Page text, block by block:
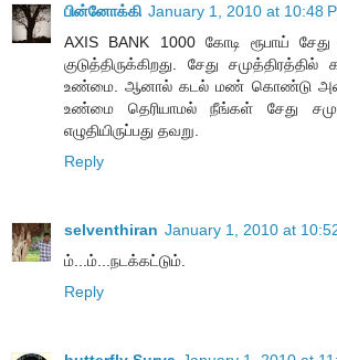
பின்னோக்கி January 1, 2010 at 10:48
AXIS BANK 1000 கோடி ரூபாய் சேது
குடுத்திருக்கிறது. சேது
உண்மை. ஆனால் கடல் மண் கொண்டு அதை
உண்மை தெரியாமல் நீங்கள் சேது
எழுதியிருப்பது தவறு.
Reply
selventhiran January 1, 2010 at
ம்...ம்...நடக்கட்டும்.
Reply